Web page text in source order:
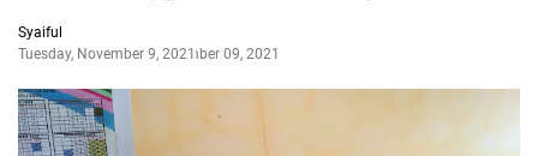
Syaiful
Tuesday, November 9, 2021November 09, 2021